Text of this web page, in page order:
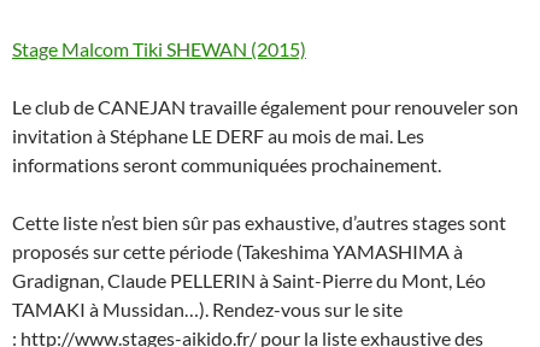
Stage Malcom Tiki SHEWAN (2015)
Le club de CANEJAN travaille également pour renouveler son
invitation à Stéphane LE DERF au mois de mai. Les
informations seront communiquées prochainement.
Cette liste n’est bien sûr pas exhaustive, d’autres stages sont
proposés sur cette période (Takeshima YAMASHIMA à
Gradignan, Claude PELLERIN à Saint-Pierre du Mont, Léo
TAMAKI à Mussidan…). Rendez-vous sur le site
: http://www.stages-aikido.fr/ pour la liste exhaustive des